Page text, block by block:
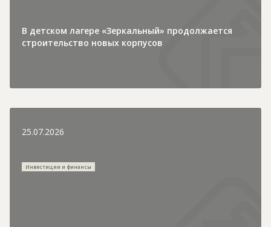
В детском лагере «Зеркальный» продолжается
строительство новых корпусов
25.07.2026
Инвестиции и финансы